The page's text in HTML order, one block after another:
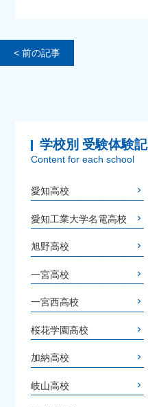
< 前の記事
学校別 受験体験記
Content for each school
愛知高校
愛知工業大学名電高校
旭野高校
一宮高校
一宮西高校
桜花学園高校
加納高校
岐山高校